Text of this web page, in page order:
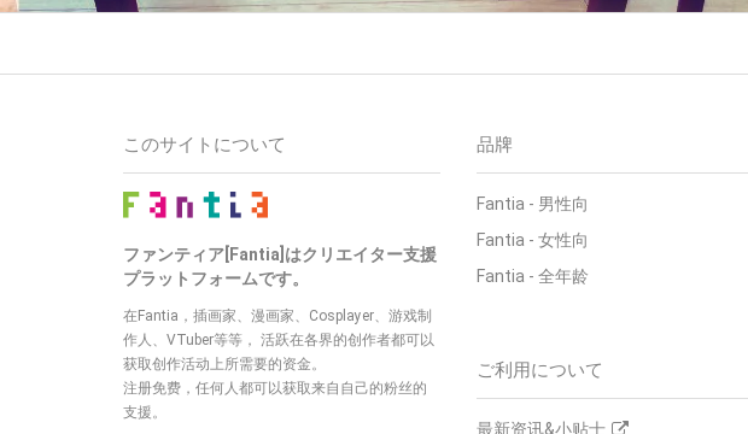
品牌
Fantia - 男性向
Fantia - 女性向
Fantia - 全年龄
ご利用について
最新资讯&小贴士
このサイトについて
ファンティア[Fantia]はクリエイター支援
プラットフォームです。
在Fantia，插画家、漫画家、Cosplayer、游戏制
作人、VTuber等等， 活跃在各界的创作者都可以
获取创作活动上所需要的资金。
注册免费，任何人都可以获取来自自己的粉丝的
支援。